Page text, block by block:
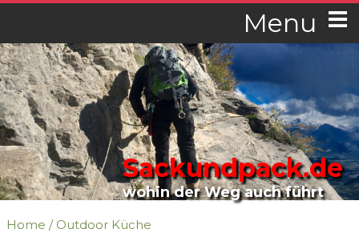
Menu
Sackundpack.de
wohin der Weg auch führt
Home / Outdoor Küche